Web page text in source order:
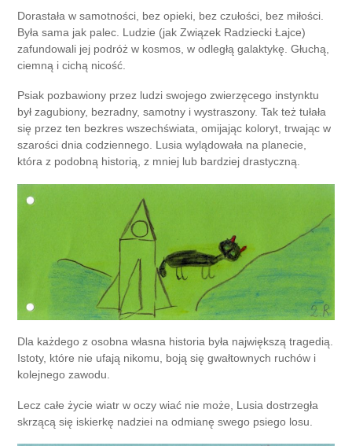
Dorastała w samotności, bez opieki, bez czułości, bez miłości.
Była sama jak palec. Ludzie (jak Związek Radziecki Łajce)
zafundowali jej podróż w kosmos, w odległą galaktykę. Głuchą,
ciemną i cichą nicość.
Psiak pozbawiony przez ludzi swojego zwierzęcego instynktu
był zagubiony, bezradny, samotny i wystraszony. Tak też tułała
się przez ten bezkres wszechświata, omijając koloryt, trwając w
szarości dnia codziennego. Lusia wylądowała na planecie,
która z podobną historią, z mniej lub bardziej drastyczną.
Dla każdego z osobna własna historia była największą tragedią.
Istoty, które nie ufają nikomu, boją się gwałtownych ruchów i
kolejnego zawodu.
Lecz całe życie wiatr w oczy wiać nie może, Lusia dostrzegła
skrzącą się iskierkę nadziei na odmianę swego psiego losu.